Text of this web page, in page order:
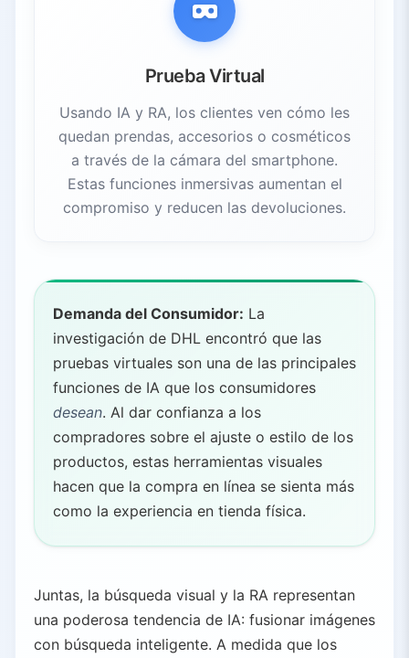
Prueba Virtual
Usando IA y RA, los clientes ven cómo les
quedan prendas, accesorios o cosméticos
a través de la cámara del smartphone.
Estas funciones inmersivas aumentan el
compromiso y reducen las devoluciones.
Demanda del Consumidor: La
investigación de DHL encontró que las
pruebas virtuales son una de las principales
funciones de IA que los consumidores
desean. Al dar confianza a los
compradores sobre el ajuste o estilo de los
productos, estas herramientas visuales
hacen que la compra en línea se sienta más
como la experiencia en tienda física.
Juntas, la búsqueda visual y la RA representan
una poderosa tendencia de IA: fusionar imágenes
con búsqueda inteligente. A medida que los